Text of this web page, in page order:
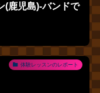
(鹿児島)‐バンドで
体験レッスンのレポート